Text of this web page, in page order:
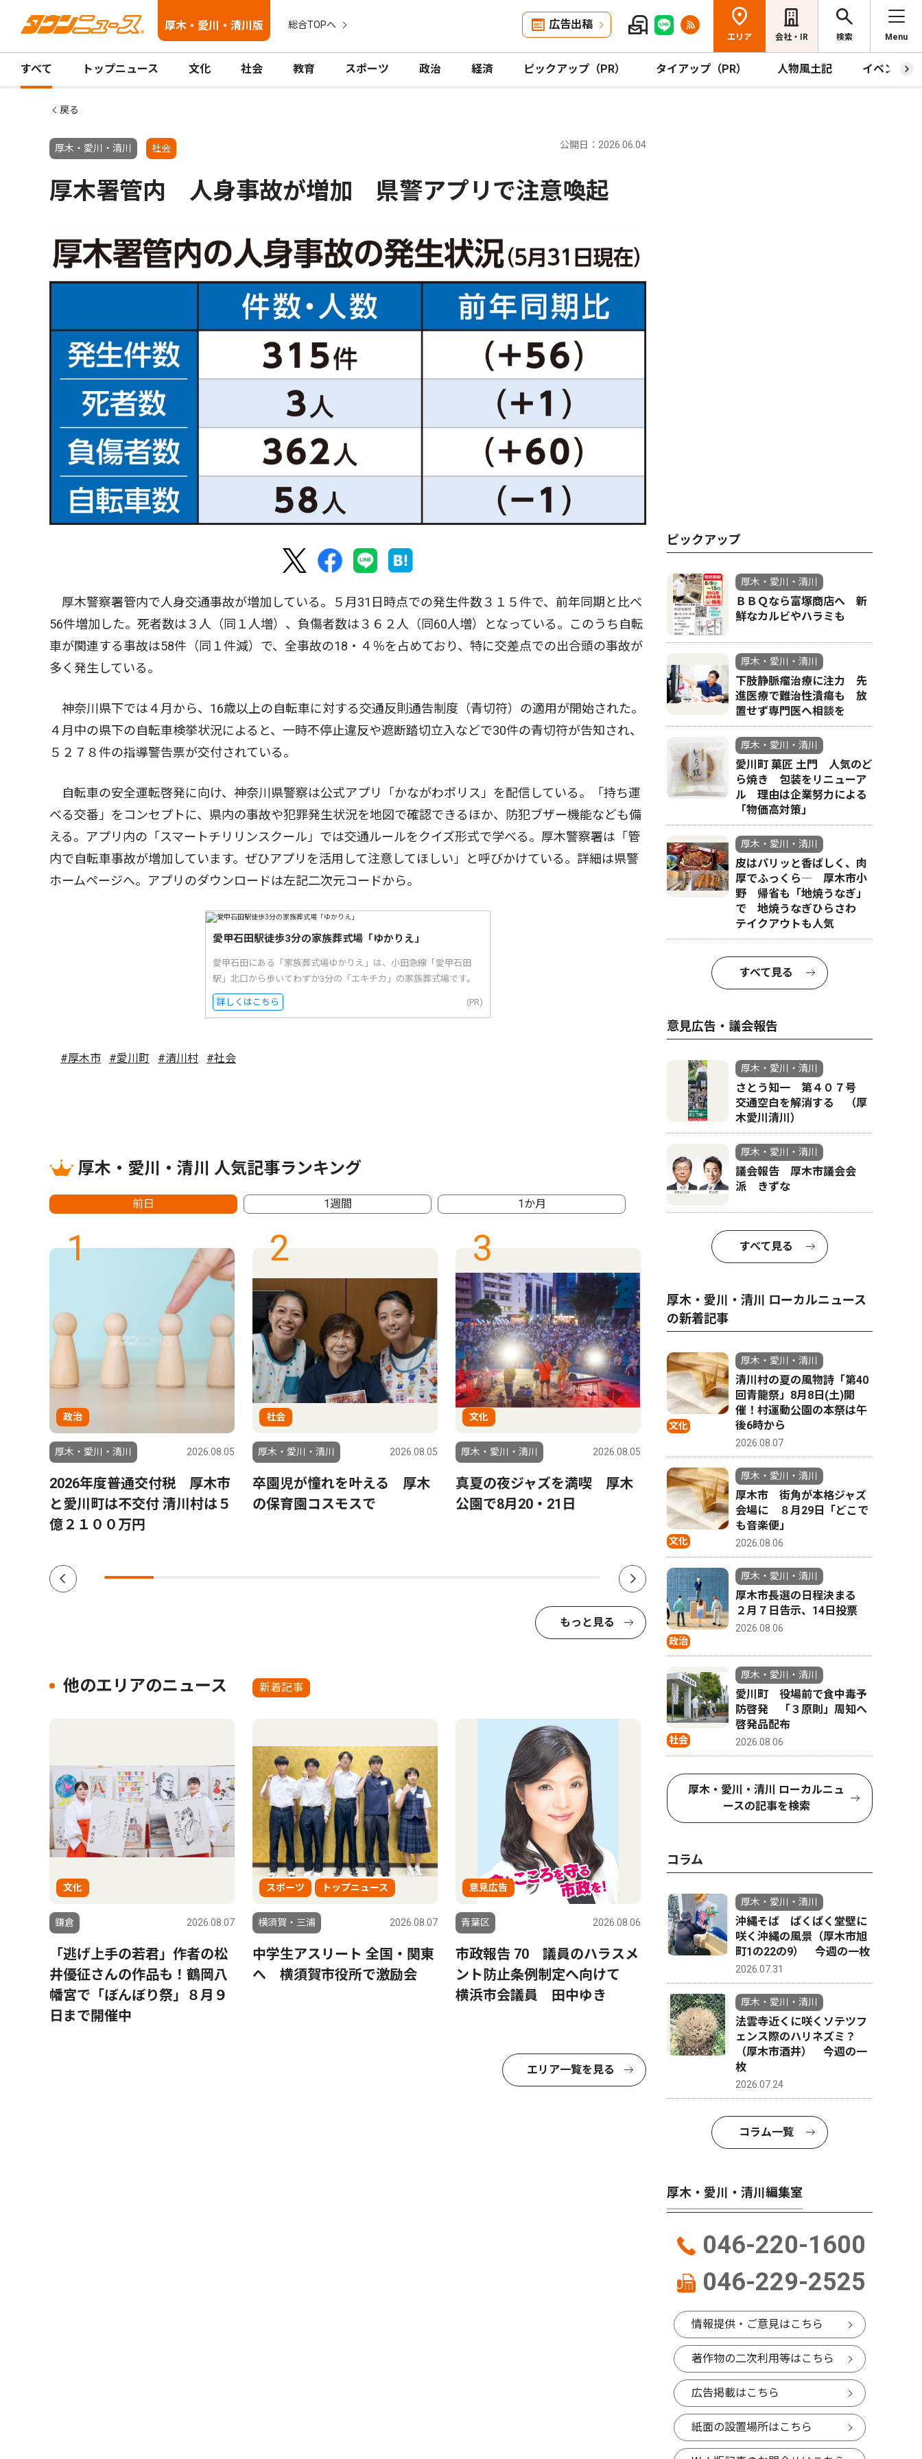
厚木・愛川・清川版 総合TOPへ 広告出稿
エリア 会社・IR 検索 Menu
すべて トップニュース 文化 社会 教育 スポーツ 政治 経済 ピックアップ（PR） タイアップ（PR） 人物風土記 イベント
戻る
厚木・愛川・清川 社会 公開日：2026.06.04
厚木署管内 人身事故が増加 県警アプリで注意喚起
厚木警察署管内で人身交通事故が増加している。５月31日時点での発生件数３１５件で、前年同期と比べ
56件増加した。死者数は３人（同１人増）、負傷者数は３６２人（同60人増）となっている。このうち自転
車が関連する事故は58件（同１件減）で、全事故の18・４％を占めており、特に交差点での出合頭の事故が
多く発生している。
神奈川県下では４月から、16歳以上の自転車に対する交通反則通告制度（青切符）の適用が開始された。
４月中の県下の自転車検挙状況によると、一時不停止違反や遮断踏切立入などで30件の青切符が告知され、
５２７８件の指導警告票が交付されている。
自転車の安全運転啓発に向け、神奈川県警察は公式アプリ「かながわポリス」を配信している。「持ち運
べる交番」をコンセプトに、県内の事故や犯罪発生状況を地図で確認できるほか、防犯ブザー機能なども備
える。アプリ内の「スマートチリリンスクール」では交通ルールをクイズ形式で学べる。厚木警察署は「管
内で自転車事故が増加しています。ぜひアプリを活用して注意してほしい」と呼びかけている。詳細は県警
ホームページへ。アプリのダウンロードは左記二次元コードから。
愛甲石田駅徒歩3分の家族葬式場「ゆかりえ」
愛甲石田にある「家族葬式場ゆかりえ」は、小田急線「愛甲石田
駅」北口から歩いてわずか3分の「エキチカ」の家族葬式場です。
詳しくはこちら (PR)
#厚木市 #愛川町 #清川村 #社会
厚木・愛川・清川 人気記事ランキング
前日 1週間 1か月
1
政治
厚木・愛川・清川 2026.08.05
2026年度普通交付税 厚木市
と愛川町は不交付 清川村は５
億２１００万円
2
社会
厚木・愛川・清川 2026.08.05
卒園児が憧れを叶える 厚木
の保育園コスモスで
3
文化
厚木・愛川・清川 2026.08.05
真夏の夜ジャズを満喫 厚木
公園で8月20・21日
政治
愛川町の31歳新町長が就任１
カ月 変化よりも安心感で船
出 茅大夢（かやひろむ）町
長インタビュー
木市 荻
もっと見る
他のエリアのニュース 新着記事
文化
鎌倉 2026.08.07
「逃げ上手の若君」作者の松
井優征さんの作品も！鶴岡八
幡宮で「ぼんぼり祭」８月９
日まで開催中
スポーツ トップニュース
横須賀・三浦 2026.08.07
中学生アスリート 全国・関東
へ 横須賀市役所で激励会
意見広告
青葉区 2026.08.06
市政報告 70 議員のハラスメ
ント防止条例制定へ向けて
横浜市会議員 田中ゆき
エリア一覧を見る
ピックアップ
厚木・愛川・清川
ＢＢＱなら富塚商店へ 新
鮮なカルビやハラミも
厚木・愛川・清川
下肢静脈瘤治療に注力 先
進医療で難治性潰瘍も 放
置せず専門医へ相談を
厚木・愛川・清川
愛川町 菓匠 土門 人気のど
ら焼き 包装をリニューア
ル 理由は企業努力による
「物価高対策」
厚木・愛川・清川
皮はパリッと香ばしく、肉
厚でふっくら― 厚木市小
野 帰省も「地焼うなぎ」
で 地焼うなぎひらさわ
テイクアウトも人気
すべて見る
意見広告・議会報告
厚木・愛川・清川
さとう知一 第４０７号
交通空白を解消する （厚
木愛川清川）
厚木・愛川・清川
議会報告 厚木市議会会
派 きずな
すべて見る
厚木・愛川・清川 ローカルニュース
の新着記事
文化
厚木・愛川・清川
清川村の夏の風物詩「第40
回青龍祭」8月8日(土)開
催！村運動公園の本祭は午
後6時から
2026.08.07
文化
厚木・愛川・清川
厚木市 街角が本格ジャズ
会場に ８月29日「どこで
も音楽便」
2026.08.06
政治
厚木・愛川・清川
厚木市長選の日程決まる
２月７日告示、14日投票
2026.08.06
社会
厚木・愛川・清川
愛川町 役場前で食中毒予
防啓発 「３原則」周知へ
啓発品配布
2026.08.06
厚木・愛川・清川 ローカルニュ
ースの記事を検索
コラム
厚木・愛川・清川
沖縄そば ぱくぱく堂壁に
咲く沖縄の風景（厚木市旭
町1の22の9） 今週の一枚
2026.07.31
厚木・愛川・清川
法雲寺近くに咲くソテツフ
ェンス際のハリネズミ？
（厚木市酒井） 今週の一
枚
2026.07.24
コラム一覧
厚木・愛川・清川編集室
046-220-1600
046-229-2525
情報提供・ご意見はこちら
著作物の二次利用等はこちら
広告掲載はこちら
紙面の設置場所はこちら